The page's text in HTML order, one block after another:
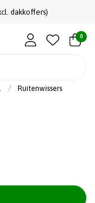
dakkoffers)
0
Ruitenwissers